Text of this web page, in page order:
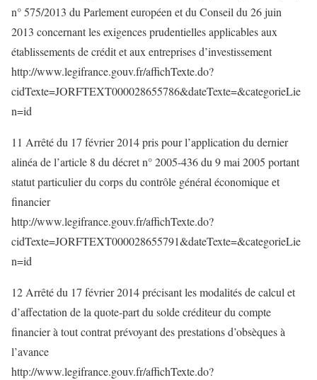
n° 575/2013 du Parlement européen et du Conseil du 26 juin
2013 concernant les exigences prudentielles applicables aux
établissements de crédit et aux entreprises d’investissement
http://www.legifrance.gouv.fr/affichTexte.do?
cidTexte=JORFTEXT000028655786&dateTexte=&categorieLie
n=id
11 Arrêté du 17 février 2014 pris pour l’application du dernier
alinéa de l’article 8 du décret n° 2005-436 du 9 mai 2005 portant
statut particulier du corps du contrôle général économique et
financier
http://www.legifrance.gouv.fr/affichTexte.do?
cidTexte=JORFTEXT000028655791&dateTexte=&categorieLie
n=id
12 Arrêté du 17 février 2014 précisant les modalités de calcul et
d’affectation de la quote-part du solde créditeur du compte
financier à tout contrat prévoyant des prestations d’obsèques à
l’avance
http://www.legifrance.gouv.fr/affichTexte.do?